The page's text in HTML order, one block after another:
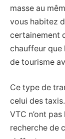
masse au
vous habitez
certainement
chauffeur que
de tourisme
Ce type de
celui des
VTC n’ont
recherche de